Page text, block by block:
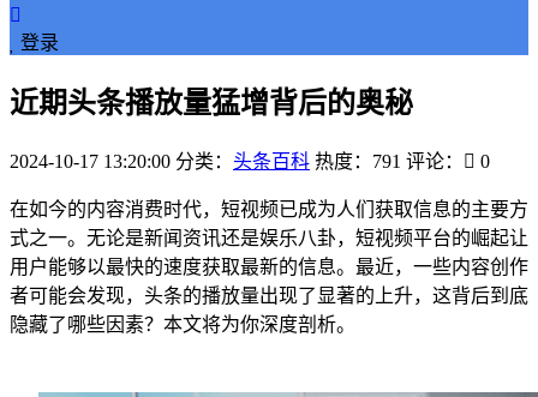
登录
近期头条播放量猛增背后的奥秘
2024-10-17 13:20:00 分类： 头条百科 热度：791 评论： 0
在如今的内容消费时代，短视频已成为人们获取信息的主要方
式之一。无论是新闻资讯还是娱乐八卦，短视频平台的崛起让
用户能够以最快的速度获取最新的信息。最近，一些内容创作
者可能会发现，头条的播放量出现了显著的上升，这背后到底
隐藏了哪些因素？本文将为你深度剖析。